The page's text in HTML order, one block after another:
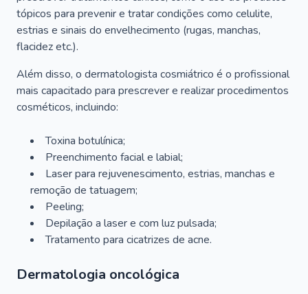
tópicos para prevenir e tratar condições como celulite,
estrias e sinais do envelhecimento (rugas, manchas,
flacidez etc.).
Além disso, o dermatologista cosmiátrico é o profissional
mais capacitado para prescrever e realizar procedimentos
cosméticos, incluindo:
Toxina botulínica;
Preenchimento facial e labial;
Laser para rejuvenescimento, estrias, manchas e
remoção de tatuagem;
Peeling;
Depilação a laser e com luz pulsada;
Tratamento para cicatrizes de acne.
Dermatologia oncológica